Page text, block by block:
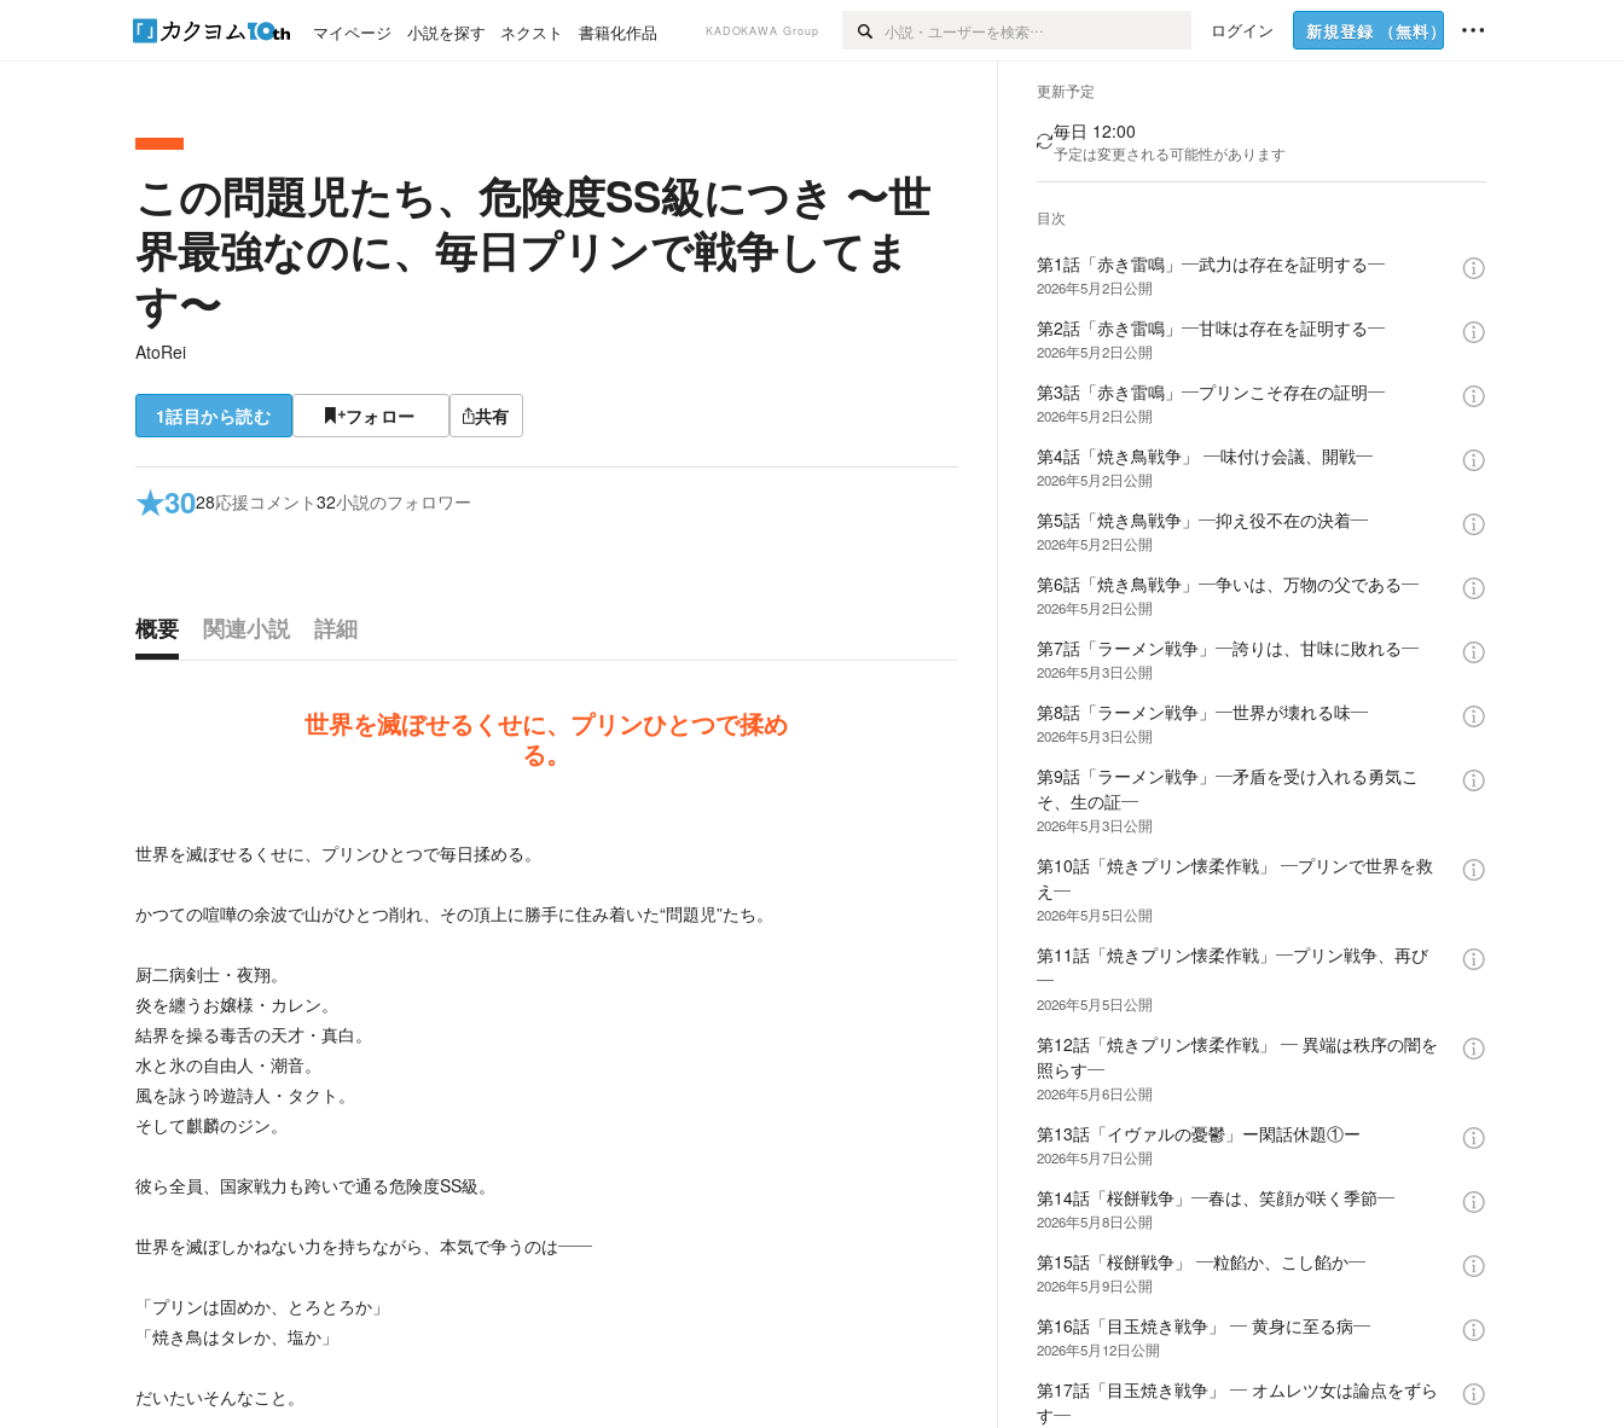
マイページ 小説を探す ネクスト 書籍化作品 KADOKAWA Group ログイン 新規登録 （無料）
この問題児たち、危険度SS級につき 〜世
界最強なのに、毎日プリンで戦争してま
す〜
AtoRei
1話目から読む フォロー 共有
★3028応援コメント32小説のフォロワー
概要 関連小説
詳細
世界を滅ぼせるくせに、プリンひとつで揉め
る。
世界を滅ぼせるくせに、プリンひとつで毎日揉める。
かつての喧嘩の余波で山がひとつ削れ、その頂上に勝手に住み着いた“問題児”たち。
厨二病剣士・夜翔。
炎を纏うお嬢様・カレン。
結界を操る毒舌の天才・真白。
水と氷の自由人・潮音。
風を詠う吟遊詩人・タクト。
そして麒麟のジン。
彼ら全員、国家戦力も跨いで通る危険度SS級。
世界を滅ぼしかねない力を持ちながら、本気で争うのは——
「プリンは固めか、とろとろか」
「焼き鳥はタレか、塩か」
だいたいそんなこと。
更新予定
毎日 12:00
予定は変更される可能性があります
目次
第1話「赤き雷鳴」―武力は存在を証明する―
2026年5月2日公開
第2話「赤き雷鳴」―甘味は存在を証明する―
2026年5月2日公開
第3話「赤き雷鳴」―プリンこそ存在の証明―
2026年5月2日公開
第4話「焼き鳥戦争」 ―味付け会議、開戦―
2026年5月2日公開
第5話「焼き鳥戦争」―抑え役不在の決着―
2026年5月2日公開
第6話「焼き鳥戦争」―争いは、万物の父である―
2026年5月2日公開
第7話「ラーメン戦争」―誇りは、甘味に敗れる―
2026年5月3日公開
第8話「ラーメン戦争」―世界が壊れる味―
2026年5月3日公開
第9話「ラーメン戦争」―矛盾を受け入れる勇気こ
そ、生の証―
2026年5月3日公開
第10話「焼きプリン懐柔作戦」 ―プリンで世界を救
え―
2026年5月5日公開
第11話「焼きプリン懐柔作戦」―プリン戦争、再び
―
2026年5月5日公開
第12話「焼きプリン懐柔作戦」 ― 異端は秩序の闇を
照らす―
2026年5月6日公開
第13話「イヴァルの憂鬱」ー閑話休題①ー
2026年5月7日公開
第14話「桜餅戦争」―春は、笑顔が咲く季節―
2026年5月8日公開
第15話「桜餅戦争」 ―粒餡か、こし餡か―
2026年5月9日公開
第16話「目玉焼き戦争」 ― 黄身に至る病―
2026年5月12日公開
第17話「目玉焼き戦争」 ― オムレツ女は論点をずら
す―